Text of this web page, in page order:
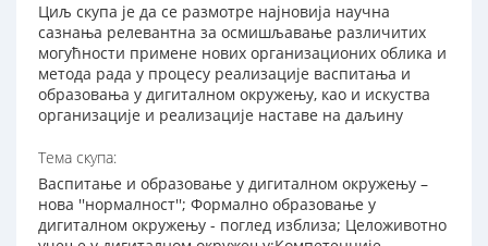
Циљ скупа је да се размотре најновија научна
сазнања релевантна за осмишљавање различитих
могућности примене нових организационих облика и
метода рада у процесу реализације васпитања и
образовања у дигиталном окружењу, као и искуства
организације и реализације наставе на даљину
Тема скупа:
Васпитање и образовање у дигиталном окружењу –
нова ''нормалност''; Формално образовање у
дигиталном окружењу - поглед изблиза; Целоживотно